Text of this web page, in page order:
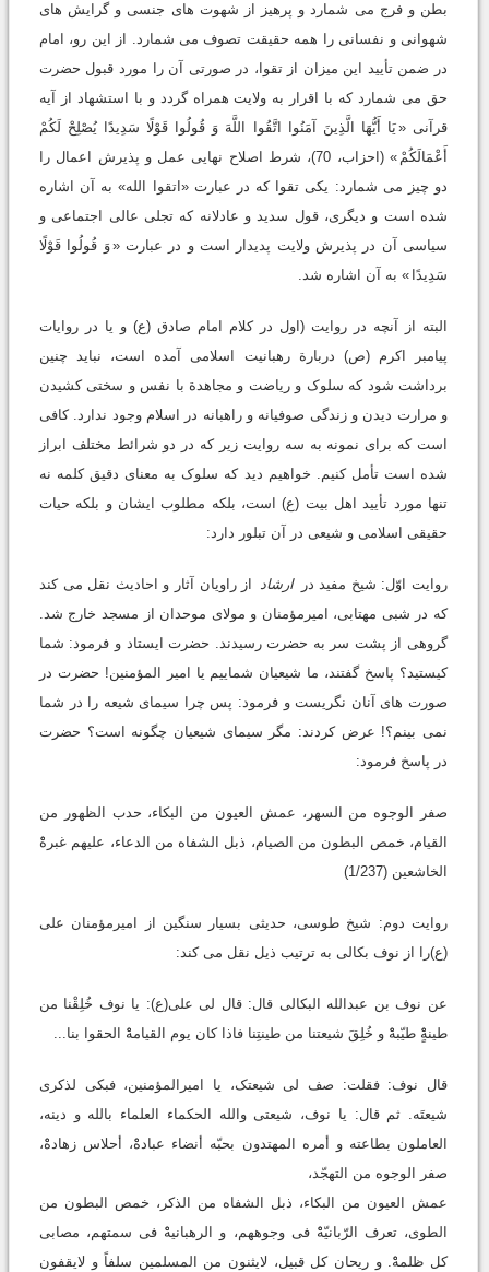
بطن و فرج می شمارد و پرهیز از شهوت های جنسی و گرایش های
شهوانی و نفسانی را همه حقیقت تصوف می شمارد. از این رو، امام
در ضمن تأیید این میزان از تقوا، در صورتی آن را مورد قبول حضرت
حق می شمارد که با اقرار به ولایت همراه گردد و با استشهاد از آیه
قرآنی «یَا أَیُّهَا الَّذِینَ آمَنُوا اتَّقُوا اللَّهَ وَ قُولُوا قَوْلًا سَدِیدًا یُصْلِحْ لَکُمْ
أَعْمَالَکُمْ
» (احزاب، 70)، شرط اصلاح نهایی عمل و پذیرش اعمال را
دو چیز می شمارد: یکی تقوا که در عبارت «اتقوا الله» به آن اشاره
شده است و دیگری، قول سدید و عادلانه که تجلی عالی اجتماعی و
سیاسی آن در پذیرش ولایت پدیدار است و در عبارت «وَ قُولُوا قَوْلًا
سَدِیدًا » به آن اشاره شد.
البته از آنچه در روایت (اول در کلام امام صادق (ع) و یا در روایات
پیامبر اکرم (ص) دربارة رهبانیت اسلامی آمده است، نباید چنین
برداشت شود که سلوک و ریاضت و مجاهدة با نفس و سختی کشیدن
و مرارت دیدن و زندگی صوفیانه و راهبانه در اسلام وجود ندارد. کافی
است که برای نمونه به سه روایت زیر که در دو شرائط مختلف ابراز
شده است تأمل کنیم. خواهیم دید که سلوک به معنای دقیق کلمه نه
تنها مورد تأیید اهل بیت (ع) است، بلکه مطلوب ایشان و بلکه حیات
حقیقی اسلامی و شیعی در آن تبلور دارد:
روایت اوّل: شیخ مفید در ارشاد
از راویان آثار و احادیث نقل می کند
که در شبی مهتابی، امیرمؤمنان و مولای موحدان از مسجد خارج شد.
گروهی از پشت سر به حضرت رسیدند. حضرت ایستاد و فرمود: شما
کیستید؟ پاسخ گفتند، ما شیعیان شماییم یا امیر المؤمنین! حضرت در
صورت های آنان نگریست و فرمود: پس چرا سیمای شیعه را در شما
نمی بینم؟! عرض کردند: مگر سیمای شیعیان چگونه است؟ حضرت
در پاسخ فرمود:
صفر الوجوه من السهر، عمش العیون من البکاء، حدب الظهور من
القیام، خمص البطون من الصیام، ذبل الشفاه من الدعاء، علیهم غبرهْْ
الخاشعین (1/237)
روایت دوم: شیخ طوسی، حدیثی بسیار سنگین از امیرمؤمنان علی
(ع)را از نوف بکالی به ترتیب ذیل نقل می کند:
عن نوف بن عبدالله البکالی قال: قال لی علی(ع): یا نوف خُلِقْنا من
طینهٍْْ طیّبهْْ و خُلِقَ شیعتنا من طینتِنا فاذا کان یوم القیامهْْ الحقوا بنا...
قال نوف: فقلت: صف لی شیعتک، یا امیرالمؤمنین، فبکی لذکری
شیعتَه. ثم قال: یا نوف، شیعتی والله الحکماء العلماء بالله و دینه،
العاملون بطاعته و أمره المهتدون بحبّه أنضاء عبادهْْ، أحلاس زهادهْْ،
صفر الوجوه من التهجّد،
عمش العیون من البکاء، ذبل الشفاه من الذکر، خمص البطون من
الطوی، تعرف الرّبانیّهْْ فی وجوههم، و الرهبانیهْْ فی سمتهم، مصابی
کل ظلمهْْ. و ریحان کل قبیل، لایثنون من المسلمین سلفاً و لایقفون